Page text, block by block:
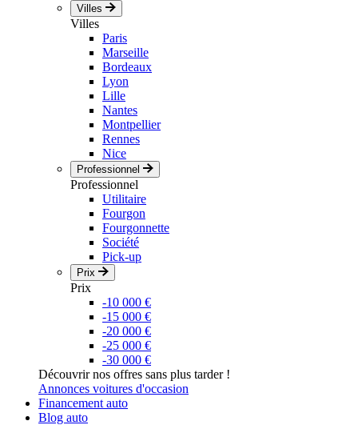
Villes
Villes
Paris
Marseille
Bordeaux
Lyon
Lille
Nantes
Montpellier
Rennes
Nice
Professionnel
Professionnel
Utilitaire
Fourgon
Fourgonnette
Société
Pick-up
Prix
Prix
-10 000 €
-15 000 €
-20 000 €
-25 000 €
-30 000 €
Découvrir nos offres sans plus tarder !
Annonces voitures d'occasion
Financement auto
Blog auto